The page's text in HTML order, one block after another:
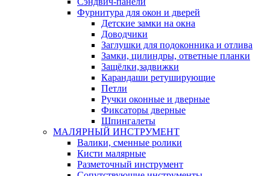
Фурнитура для окон и дверей
Детские замки на окна
Доводчики
Заглушки для подоконника и отлива
Замки, цилиндры, ответные планки
Защёлки,задвижки
Карандаши ретуширующие
Петли
Ручки оконные и дверные
Фиксаторы дверные
Шпингалеты
МАЛЯРНЫЙ ИНСТРУМЕНТ
Валики, сменные ролики
Кисти малярные
Разметочный инструмент